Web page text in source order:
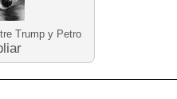
Trump y Petro